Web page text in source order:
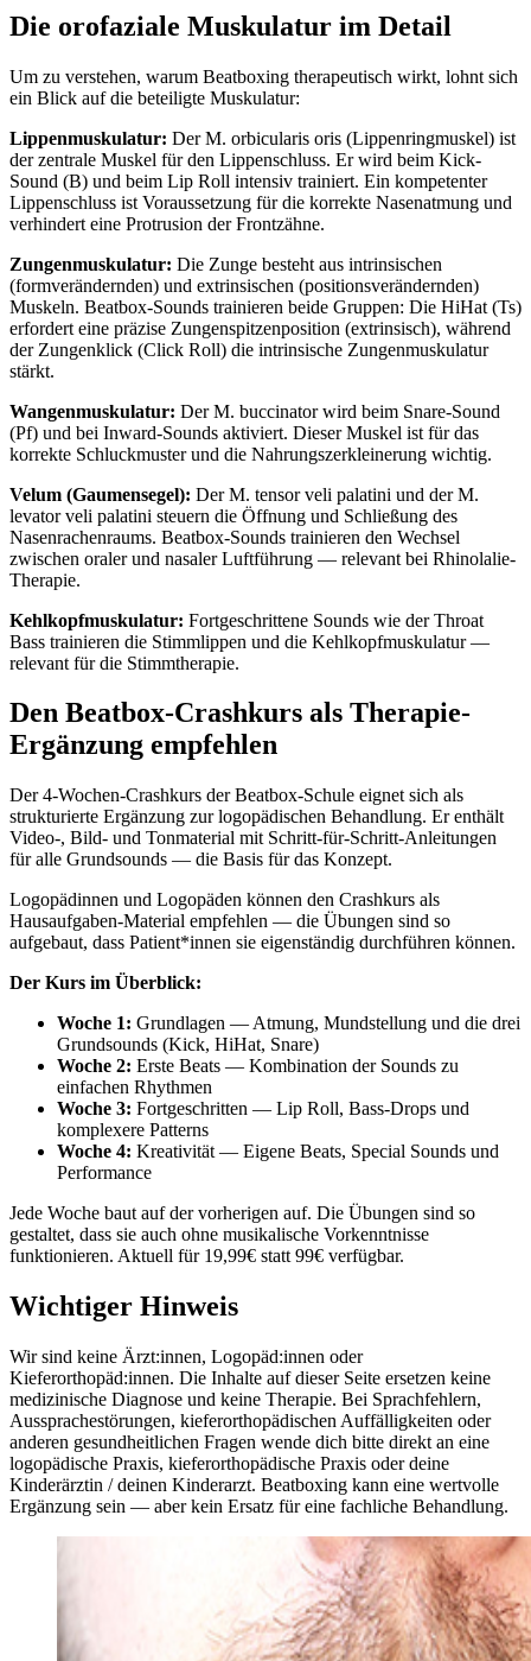
Die orofaziale Muskulatur im Detail
Um zu verstehen, warum Beatboxing therapeutisch wirkt, lohnt sich
ein Blick auf die beteiligte Muskulatur:
Lippenmuskulatur: Der M. orbicularis oris (Lippenringmuskel) ist
der zentrale Muskel für den Lippenschluss. Er wird beim Kick-
Sound (B) und beim Lip Roll intensiv trainiert. Ein kompetenter
Lippenschluss ist Voraussetzung für die korrekte Nasenatmung und
verhindert eine Protrusion der Frontzähne.
Zungenmuskulatur: Die Zunge besteht aus intrinsischen
(formverändernden) und extrinsischen (positionsverändernden)
Muskeln. Beatbox-Sounds trainieren beide Gruppen: Die HiHat (Ts)
erfordert eine präzise Zungenspitzenposition (extrinsisch), während
der Zungenklick (Click Roll) die intrinsische Zungenmuskulatur
stärkt.
Wangenmuskulatur: Der M. buccinator wird beim Snare-Sound
(Pf) und bei Inward-Sounds aktiviert. Dieser Muskel ist für das
korrekte Schluckmuster und die Nahrungszerkleinerung wichtig.
Velum (Gaumensegel): Der M. tensor veli palatini und der M.
levator veli palatini steuern die Öffnung und Schließung des
Nasenrachenraums. Beatbox-Sounds trainieren den Wechsel
zwischen oraler und nasaler Luftführung — relevant bei Rhinolalie-
Therapie.
Kehlkopfmuskulatur: Fortgeschrittene Sounds wie der Throat
Bass trainieren die Stimmlippen und die Kehlkopfmuskulatur —
relevant für die Stimmtherapie.
Den Beatbox-Crashkurs als Therapie-
Ergänzung empfehlen
Der 4-Wochen-Crashkurs der Beatbox-Schule eignet sich als
strukturierte Ergänzung zur logopädischen Behandlung. Er enthält
Video-, Bild- und Tonmaterial mit Schritt-für-Schritt-Anleitungen
für alle Grundsounds — die Basis für das Konzept.
Logopädinnen und Logopäden können den Crashkurs als
Hausaufgaben-Material empfehlen — die Übungen sind so
aufgebaut, dass Patient*innen sie eigenständig durchführen können.
Der Kurs im Überblick:
Woche 1: Grundlagen — Atmung, Mundstellung und die drei
Grundsounds (Kick, HiHat, Snare)
Woche 2: Erste Beats — Kombination der Sounds zu
einfachen Rhythmen
Woche 3: Fortgeschritten — Lip Roll, Bass-Drops und
komplexere Patterns
Woche 4: Kreativität — Eigene Beats, Special Sounds und
Performance
Jede Woche baut auf der vorherigen auf. Die Übungen sind so
gestaltet, dass sie auch ohne musikalische Vorkenntnisse
funktionieren. Aktuell für 19,99€ statt 99€ verfügbar.
Wichtiger Hinweis
Wir sind keine Ärzt:innen, Logopäd:innen oder
Kieferorthopäd:innen. Die Inhalte auf dieser Seite ersetzen keine
medizinische Diagnose und keine Therapie. Bei Sprachfehlern,
Aussprachestörungen, kieferorthopädischen Auffälligkeiten oder
anderen gesundheitlichen Fragen wende dich bitte direkt an eine
logopädische Praxis, kieferorthopädische Praxis oder deine
Kinderärztin / deinen Kinderarzt. Beatboxing kann eine wertvolle
Ergänzung sein — aber kein Ersatz für eine fachliche Behandlung.